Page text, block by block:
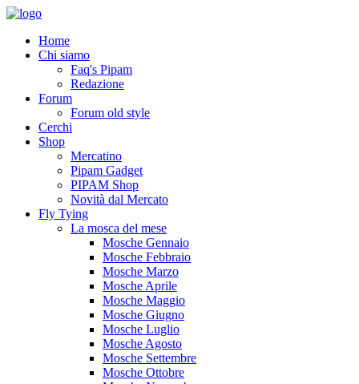
Home
Chi siamo
Faq's Pipam
Redazione
Forum
Forum old style
Cerchi
Shop
Mercatino
Pipam Gadget
PIPAM Shop
Novità dal Mercato
Fly Tying
La mosca del mese
Mosche Gennaio
Mosche Febbraio
Mosche Marzo
Mosche Aprile
Mosche Maggio
Mosche Giugno
Mosche Luglio
Mosche Agosto
Mosche Settembre
Mosche Ottobre